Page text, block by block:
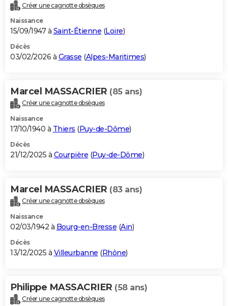
Créer une cagnotte obsèques
Naissance
15/09/1947 à Saint-Étienne (Loire)
Décès
03/02/2026 à Grasse (Alpes-Maritimes)
Marcel MASSACRIER (85 ans)
Créer une cagnotte obsèques
Naissance
17/10/1940 à Thiers (Puy-de-Dôme)
Décès
21/12/2025 à Courpière (Puy-de-Dôme)
Marcel MASSACRIER (83 ans)
Créer une cagnotte obsèques
Naissance
02/03/1942 à Bourg-en-Bresse (Ain)
Décès
13/12/2025 à Villeurbanne (Rhône)
Philippe MASSACRIER (58 ans)
Créer une cagnotte obsèques